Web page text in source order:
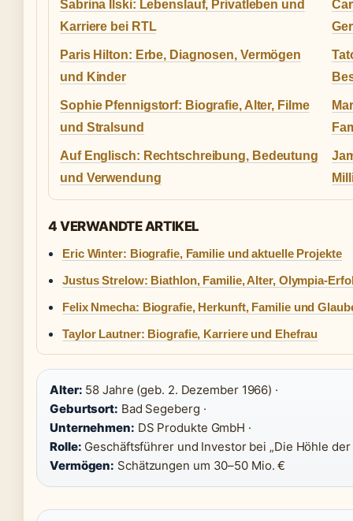
Sabrina Ilski: Lebenslauf, Privatleben und
Karriere bei RTL
Paris Hilton: Erbe, Diagnosen, Vermögen
und Kinder
Sophie Pfennigstorf: Biografie, Alter, Filme
und Stralsund
Auf Englisch: Rechtschreibung, Bedeutung
und Verwendung
4 VERWANDTE ARTIKEL
Eric Winter: Biografie, Familie und aktuelle Projekte
Justus Strelow: Biathlon, Familie, Alter, Olympia-
Felix Nmecha: Biografie, Herkunft, Familie und
Taylor Lautner: Biografie, Karriere und Ehefrau
Alter: 58 Jahre (geb. 2. Dezember 1966) ·
Geburtsort: Bad Segeberg ·
Unternehmen: DS Produkte GmbH ·
Rolle: Geschäftsführer und Investor bei „Die Höhle der
Vermögen: Schätzungen um 30–50 Mio. €